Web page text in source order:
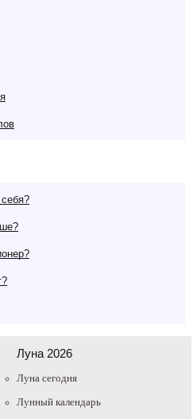
Луна 2026
Луна сегодня
Лунный календарь